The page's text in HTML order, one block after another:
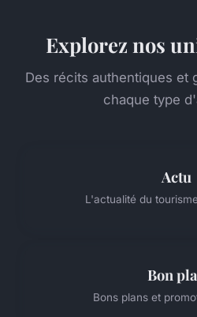
Explorez nos
Des récits authentiques et
chaque type
Actu
L'actualité du
Bon
Bons plans et